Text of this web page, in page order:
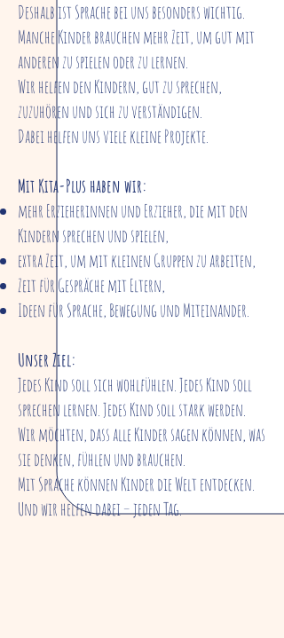
Deshalb ist Sprache bei uns besonders wichtig.
Manche Kinder brauchen mehr Zeit, um gut mit
anderen zu spielen oder zu lernen.
Wir helfen den Kindern, gut zu sprechen,
zuzuhören und sich zu verständigen.
Dabei helfen uns viele kleine Projekte.
Mit Kita-Plus haben wir:
mehr Erzieherinnen und Erzieher, die mit den
Kindern sprechen und spielen,
extra Zeit, um mit kleinen Gruppen zu arbeiten,
Zeit für Gespräche mit Eltern,
Ideen für Sprache, Bewegung und Miteinander.
Unser Ziel:
Jedes Kind soll sich wohlfühlen. Jedes Kind soll
sprechen lernen. Jedes Kind soll stark werden.
Wir möchten, dass alle Kinder sagen können, was
sie denken, fühlen und brauchen.
Mit Sprache können Kinder die Welt entdecken.
Und wir helfen dabei – jeden Tag.